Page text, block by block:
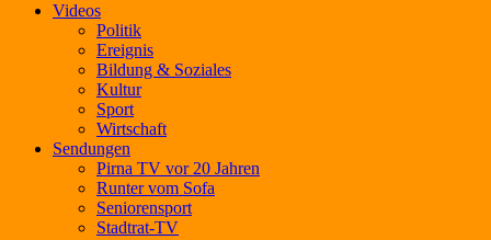
Videos
Politik
Ereignis
Bildung & Soziales
Kultur
Sport
Wirtschaft
Sendungen
Pirna TV vor 20 Jahren
Runter vom Sofa
Seniorensport
Stadtrat-TV